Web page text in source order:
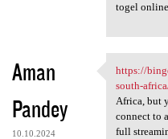
togel
Aman
Pandey
10.10.2024
https://
https://
south-
Africa, but
connect to
full